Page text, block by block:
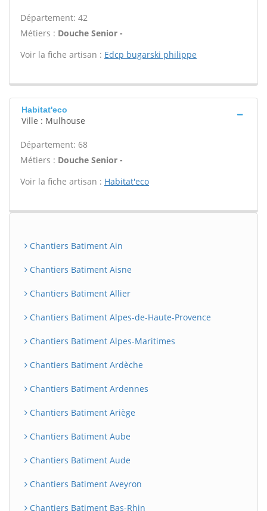
Département: 42
Métiers : Douche Senior -
Voir la fiche artisan : Edcp bugarski philippe
Habitat'eco
Ville : Mulhouse
Département: 68
Métiers : Douche Senior -
Voir la fiche artisan : Habitat'eco
Chantiers Batiment Ain
Chantiers Batiment Aisne
Chantiers Batiment Allier
Chantiers Batiment Alpes-de-Haute-Provence
Chantiers Batiment Alpes-Maritimes
Chantiers Batiment Ardèche
Chantiers Batiment Ardennes
Chantiers Batiment Ariège
Chantiers Batiment Aube
Chantiers Batiment Aude
Chantiers Batiment Aveyron
Chantiers Batiment Bas-Rhin